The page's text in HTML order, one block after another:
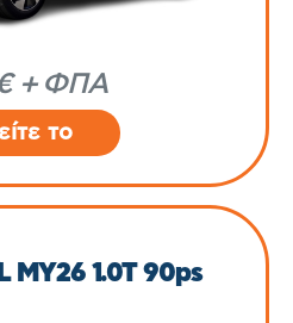
+ ΦΠΑ
το
MY26 1.0T 90ps